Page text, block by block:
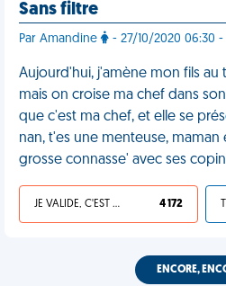
Sans filtre
Par Amandine - 27/10/2020 06:30
Aujourd'hui, j'amène mon fils au
mais on croise ma chef dans
que c'est ma chef, et elle se
nan, t'es une menteuse,
grosse connasse' avec ses
JE VALIDE, C'EST UNE VDM 4 172
ENCORE,